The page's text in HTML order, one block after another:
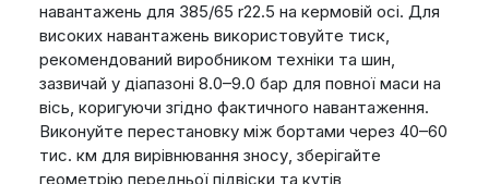
навантажень для 385/65 r22.5 на кермовій осі. Для
високих навантажень використовуйте тиск,
рекомендований виробником техніки та шин,
зазвичай у діапазоні 8.0–9.0 бар для повної маси на
вісь, коригуючи згідно фактичного навантаження.
Виконуйте перестановку між бортами через 40–60
тис. км для вирівнювання зносу, зберігайте
геометрію передньої підвіски та кутів